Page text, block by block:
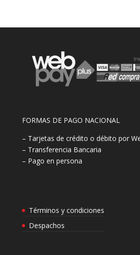
FORMAS DE PAGO NACIONAL
– Tarjetas de crédito o débito por
– Transferencia Bancaria
– Pago en persona
Términos y condiciones
Despachos